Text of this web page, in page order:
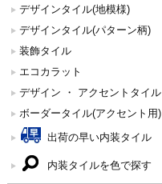
デザインタイル(地模様)
デザインタイル(パターン柄)
装飾タイル
エコカラット
デザイン ・ アクセントタイル
ボーダータイル(アクセント用)
出荷の早い内装タイル
内装タイルを色で探す